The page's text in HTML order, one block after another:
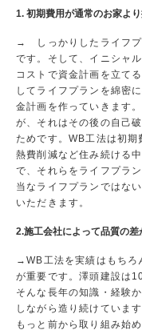
1. 初期費用が通常のお家よ
→ しっかりしたライフプ
です。そして、イニシャ
コストで資金計画を立て
してライフプランを綿密
金計画を作っていきます
が、それはその後の自己
ためです。WB工法は初
熱費削減など住み続ける
で、それらをライフプラ
当なライフプランではな
いただきます。
2.施工会社によって品質の差
→WB工法を実績はもちろ
が重要です。澤頭建設は
そんな長年の知識・経験
しながら造り続けていま
もっと前から取り組み始